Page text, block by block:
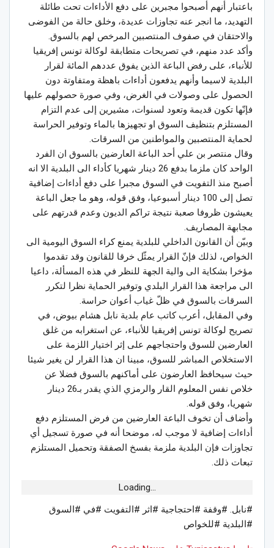
باعتبار أنهم أصبحوا مجبرين على دفع الأداءات تحت طائلة
التهديد، ما انجر عنه تجاوزات عديدة، وخلق حالة من الفوضى
والاحتقان في صفوف المنتصبين المرخص لهم بالسوق.
وأكد عدد منهم، في تصريحات متطابقة لوكالة تونس إفريقيا
للأنباء، على رفض الباعة الذين يفوق عددهم المائة لقرار
البلدية لاسيما وأنهم يدفعون أداءات باهظة ومتفاوتة دون
الحصول على وصولات في الغرض، وفي صورة حصولهم عليها
فإنّها تكون قديمة وتعود لسنوات، مشيرين إلى عدم التزام
المستلزم بتنظيف السوق او تجهيزها بالماء وتوفير الحراسة
لحماية المنتصبين والمواطنين من السرقات.
وقال منتصر بن علي أحد الباعة العارضين بالسوق ان الفرد
الواحد كان ملزما بدفع 26 دينار شهريا كأداء الى البلدية الا انه
أصبح منذ التفويت في السوق مجبرا على دفع أداءات إضافية
تصل إلى 100 دينار أسبوعيا، وفق قوله، وهو ما جعل الباعة
يعيشون ظروفا صعبة نتيجة تراكم الديون وعدم قدرتهم على
مجابهة المصاريف.
وبيّن أن القانون الداخلي للبلدية يمنع كراء السوق اليومية الى
الخواص، لذلك فإنّ القرار يمثّل خرقا للقانون وقد تقدموا
مؤخرا بشكاية الى والية الجهة للنظر في هذه المسألة، داعيا
الى مراجعة هذا القرار البلدي وتوفير الحماية نظرا لتكرر
السرقات بالسوق في ظلّ غياب أعوان حراسة.
وفي المقابل، أعرب كاتب عام بلدية نابل هشام بيوض، في
تصريح لوكالة تونس إفريقيا للأنباء، عن استغرابه من غلق
العارضين للسوق واحتجاجهم على إثر اختيار اللزمة على
الاستخلاص المباشر للسوق، مبينا ان هذا القرار لن يغير شيئا
حيث سيحافظ العارضون على أماكنهم بالسوق فضلا عن
خلاص نفس المعلوم القار والرمزي الذي يقدر بـ26 دينار
شهريا، وفق قوله.
وأضاف أن تخوف الباعة العارضين من فرض المستلزم دفع
أداءات إضافية لا موجب له، موضحا أنه في صورة تسجيل أي
تجاوزات فإن البلدية ملزمة بفسخ الصفقة وتحميل المستلزم
تبعات ذلك.
Loading...
#نابل. #وقفة #احتجاجية #اثر #التفويت #في #السوق
#البلدية #للخواص